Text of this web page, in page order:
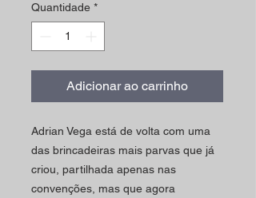
Quantidade *
Adicionar ao carrinho
Adrian Vega está de volta com uma
das brincadeiras mais parvas que já
criou, partilhada apenas nas
convenções, mas que agora